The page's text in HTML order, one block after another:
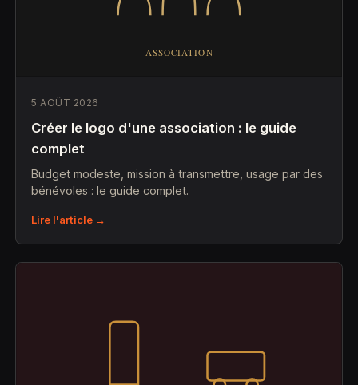
5 AOÛT 2026
Créer le logo d'une association : le guide
complet
Budget modeste, mission à transmettre, usage par des
bénévoles : le guide complet.
Lire l'article →